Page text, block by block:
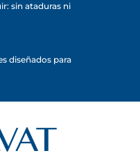
sin ataduras ni
diseñados para